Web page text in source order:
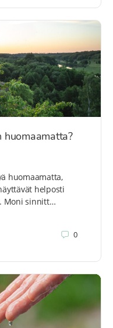
huomaamatta,
helposti
Moni sinnitt…
0